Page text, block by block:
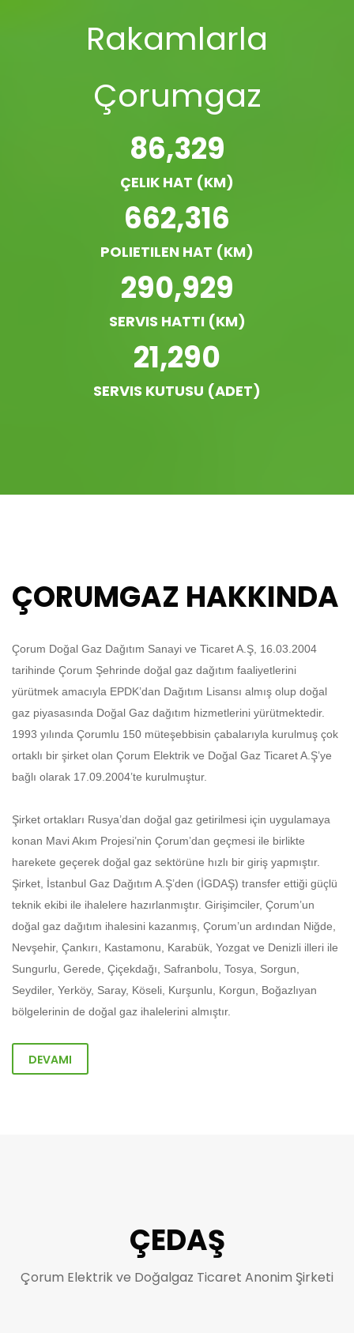
Rakamlarla
Çorumgaz
86,329
ÇELIK HAT (KM)
662,316
POLIETILEN HAT (KM)
290,929
SERVIS HATTI (KM)
21,290
SERVIS KUTUSU (ADET)
ÇORUMGAZ HAKKINDA
Çorum Doğal Gaz Dağıtım Sanayi ve Ticaret A.Ş, 16.03.2004
tarihinde Çorum Şehrinde doğal gaz dağıtım faaliyetlerini
yürütmek amacıyla EPDK’dan Dağıtım Lisansı almış olup doğal
gaz piyasasında Doğal Gaz dağıtım hizmetlerini yürütmektedir.
1993 yılında Çorumlu 150 müteşebbisin çabalarıyla kurulmuş çok
ortaklı bir şirket olan Çorum Elektrik ve Doğal Gaz Ticaret A.Ş’ye
bağlı olarak 17.09.2004’te kurulmuştur.
Şirket ortakları Rusya’dan doğal gaz getirilmesi için uygulamaya
konan Mavi Akım Projesi’nin Çorum’dan geçmesi ile birlikte
harekete geçerek doğal gaz sektörüne hızlı bir giriş yapmıştır.
Şirket, İstanbul Gaz Dağıtım A.Ş’den (İGDAŞ) transfer ettiği güçlü
teknik ekibi ile ihalelere hazırlanmıştır. Girişimciler, Çorum’un
doğal gaz dağıtım ihalesini kazanmış, Çorum’un ardından Niğde,
Nevşehir, Çankırı, Kastamonu, Karabük, Yozgat ve Denizli illeri ile
Sungurlu, Gerede, Çiçekdağı, Safranbolu, Tosya, Sorgun,
Seydiler, Yerköy, Saray, Köseli, Kurşunlu, Korgun, Boğazlıyan
bölgelerinin de doğal gaz ihalelerini almıştır.
DEVAMI
ÇEDAŞ
Çorum Elektrik ve Doğalgaz Ticaret Anonim Şirketi